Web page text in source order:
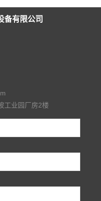
备有限公司
工业园厂房2楼